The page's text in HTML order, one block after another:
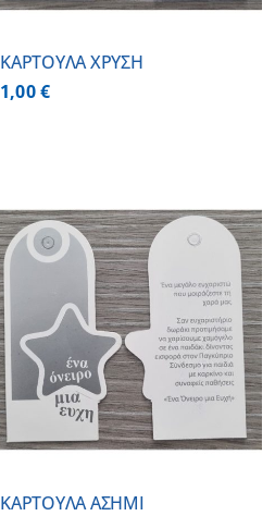
ΚΑΡΤΟΥΛΑ ΧΡΥΣΗ
1,00€
ΚΑΡΤΟΥΛΑ ΑΣΗΜΙ
ΠΡΟΣΘΗΚΗ ΣΤΟ ΚΑΛΑΘΙ
ΛΕΠΤΟΜΕΡΕΙΕΣ